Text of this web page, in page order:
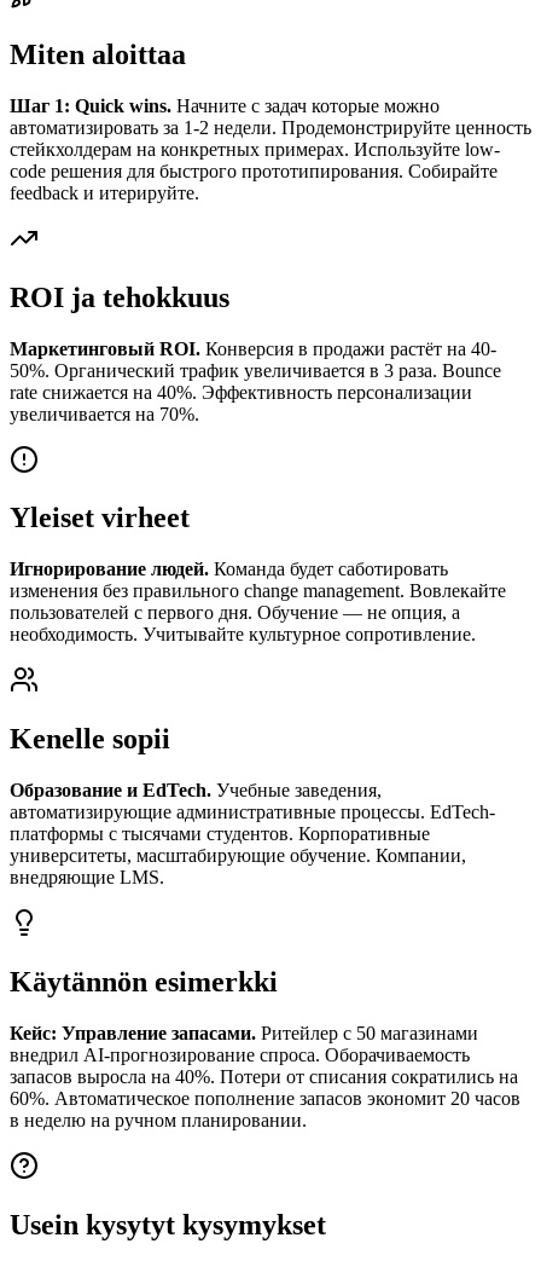
Miten aloittaa
Шаг 1: Quick wins. Начните с задач которые можно
автоматизировать за 1-2 недели. Продемонстрируйте ценность
стейкхолдерам на конкретных примерах. Используйте low-
code решения для быстрого прототипирования. Собирайте
feedback и итерируйте.
ROI ja tehokkuus
Маркетинговый ROI. Конверсия в продажи растёт на 40-
50%. Органический трафик увеличивается в 3 раза. Bounce
rate снижается на 40%. Эффективность персонализации
увеличивается на 70%.
Yleiset virheet
Игнорирование людей. Команда будет саботировать
изменения без правильного change management. Вовлекайте
пользователей с первого дня. Обучение — не опция, а
необходимость. Учитывайте культурное сопротивление.
Kenelle sopii
Образование и EdTech. Учебные заведения,
автоматизирующие административные процессы. EdTech-
платформы с тысячами студентов. Корпоративные
университеты, масштабирующие обучение. Компании,
внедряющие LMS.
Käytännön esimerkki
Кейс: Управление запасами. Ритейлер с 50 магазинами
внедрил AI-прогнозирование спроса. Оборачиваемость
запасов выросла на 40%. Потери от списания сократились на
60%. Автоматическое пополнение запасов экономит 20 часов
в неделю на ручном планировании.
Usein kysytyt kysymykset